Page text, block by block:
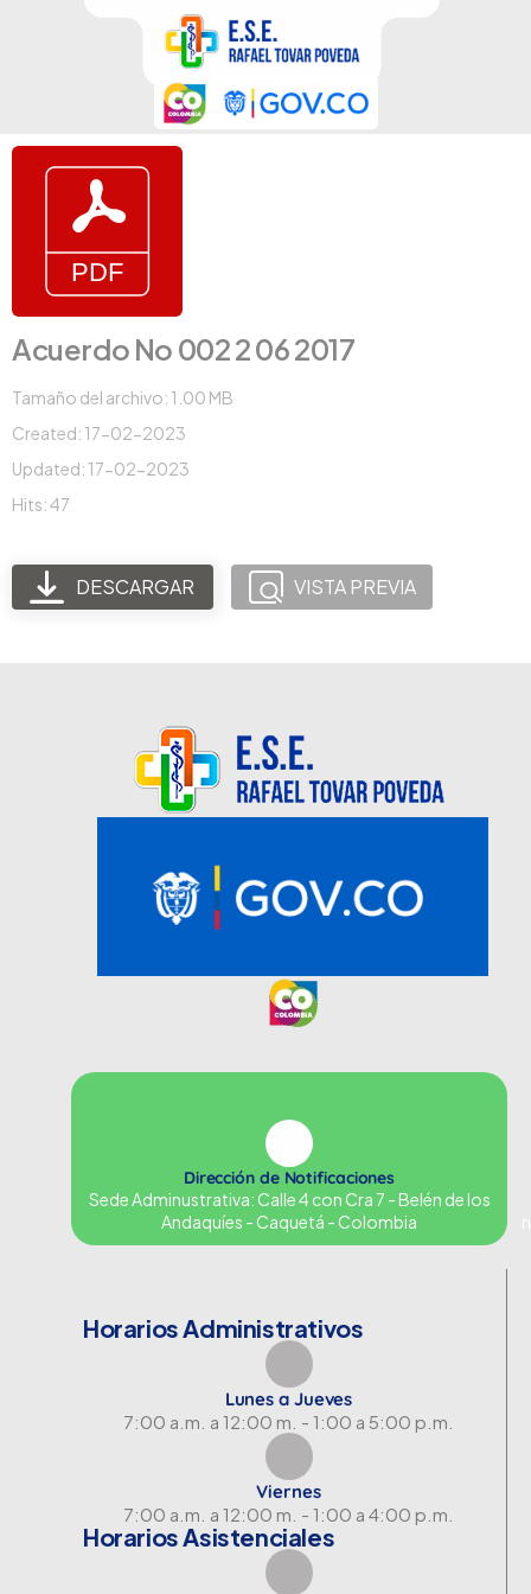
Acuerdo No 002 2 06 2017
Tamaño del archivo: 1.00 MB
Created: 17-02-2023
Updated: 17-02-2023
Hits: 47
DESCARGAR VISTA PREVIA
Dirección de Notificaciones
Sede Adminustrativa: Calle 4 con Cra 7 - Belén de los
Andaquíes - Caquetá - Colombia
Horarios Administrativos
Lunes a Jueves
7:00 a.m. a 12:00 m. - 1:00 a 5:00 p.m.
Viernes
7:00 a.m. a 12:00 m. - 1:00 a 4:00 p.m.
Horarios Asistenciales